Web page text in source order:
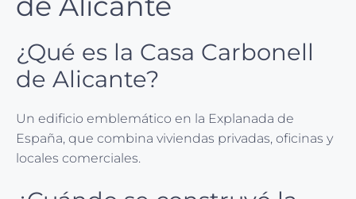
¿Qué es la Casa Carbonell
de Alicante?
Un edificio emblemático en la Explanada de
España, que combina viviendas privadas, oficinas y
locales comerciales.